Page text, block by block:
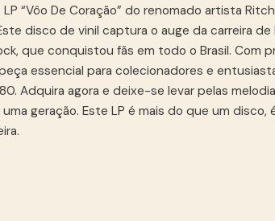
“Vôo De Coração” do renomado artista
disco de vinil captura o auge da carreira
que conquistou fãs em todo o Brasil. Com
peça essencial para colecionadores e
Adquira agora e deixe-se levar pelas
geração. Este LP é mais do que um disco,